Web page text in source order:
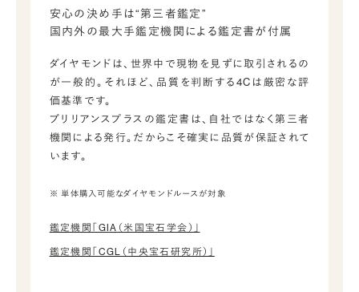
安心の決め手は“第三者鑑定”
国内外の最大手鑑定機関による鑑定書が付属
ダイヤモンドは、世界中で現物を見ずに取引されるの
が一般的。それほど、品質を判断する4Cは厳密な評
価基準です。
ブリリアンスプラスの鑑定書は、自社ではなく第三者
機関による発行。だからこそ確実に品質が保証されて
います。
※ 単体購入可能なダイヤモンドルースが対象
鑑定機関「GIA（米国宝石学会）」
鑑定機関「CGL（中央宝石研究所）」